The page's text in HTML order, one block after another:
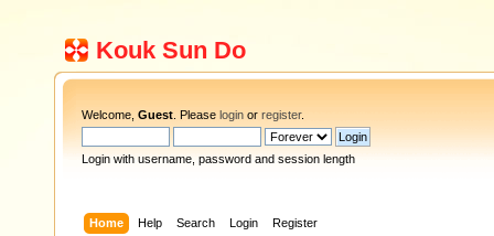
Kouk Sun Do
Welcome, Guest . Please login or register.
Login with username, password and session length
Home Help Search Login Register